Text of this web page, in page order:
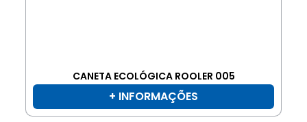
CANETA ECOLÓGICA ROOLER 005
+ INFORMAÇÕES